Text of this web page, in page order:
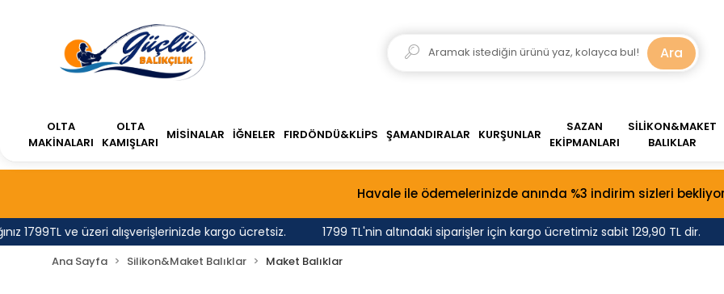
Havale ile ödemelerinizde anında %3 indirim sizleri
ve üzeri alışverişlerinizde kargo ücretsiz. 1799 TL'nin altındaki siparişler için kargo ücretimiz sabit 129,90 TL dir.
Ara
OLTA
MAKİNALARI
OLTA
KAMIŞLARI
MİSİNALAR İĞNELER FIRDÖNDÜ&KLİPS ŞAMANDIRALAR KURŞUNLAR
SAZAN
EKİPMANLARI
SİLİKON&MAKET
BALIKLAR
Ana Sayfa Silikon&Maket Balıklar Maket Balıklar